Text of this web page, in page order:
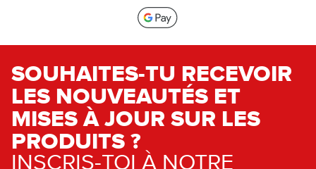
SOUHAITES-TU RECEVOIR
LES NOUVEAUTÉS ET
MISES À JOUR SUR LES
PRODUITS ?
INSCRIS-TOI À NOTRE